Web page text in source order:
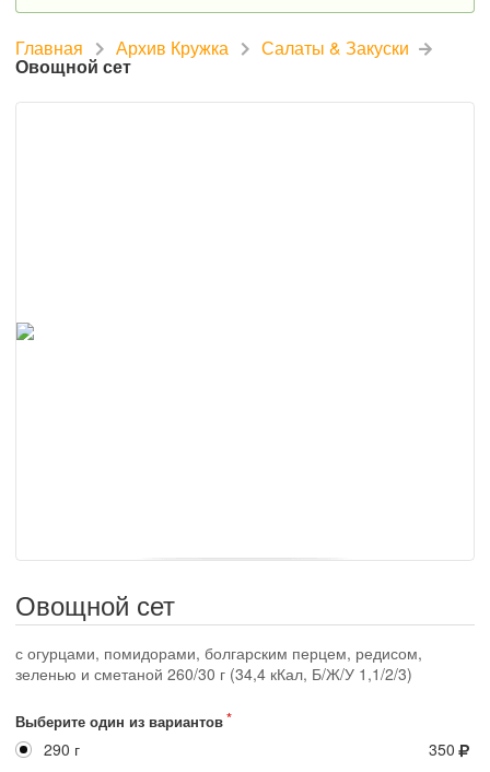
Главная Архив Кружка Салаты & Закуски
Овощной сет
Овощной сет
с огурцами, помидорами, болгарским перцем, редисом,
зеленью и сметаной 260/30 г (34,4 кКал, Б/Ж/У 1,1/2/3)
Выберите один из вариантов
290 г 350